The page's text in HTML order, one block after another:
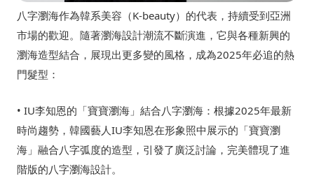
八字瀏海作為韓系美容（K-beauty）的代表，持續受到亞洲
市場的歡迎。隨著瀏海設計潮流不斷演進，它與各種新興的
瀏海造型結合，展現出更多變的風格，成為2025年必追的熱
門髮型：
• IU李知恩的「寶寶瀏海」結合八字瀏海：根據2025年最新
時尚趨勢，韓國藝人IU李知恩在形象照中展示的「寶寶瀏
海」融合八字弧度的造型，引發了廣泛討論，完美體現了進
階版的八字瀏海設計。